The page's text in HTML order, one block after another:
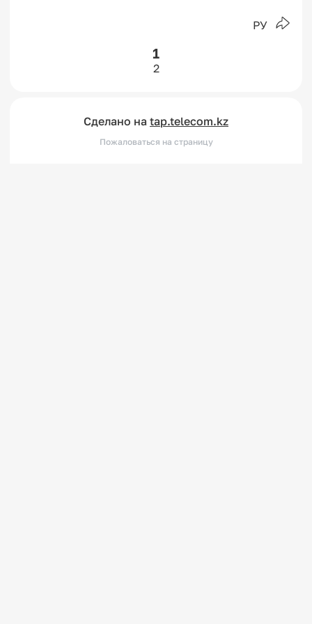
РУ
1
2
Сделано на tap.telecom.kz
Пожаловаться на страницу